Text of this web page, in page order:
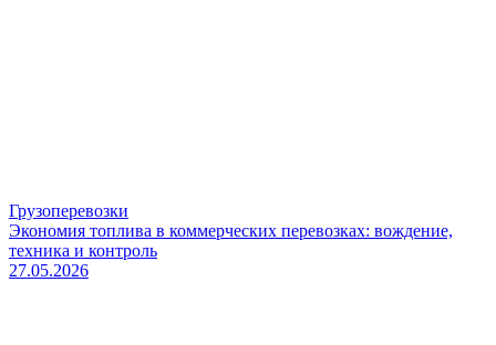
Грузоперевозки
Экономия топлива в коммерческих перевозках: вождение,
техника и контроль
27.05.2026